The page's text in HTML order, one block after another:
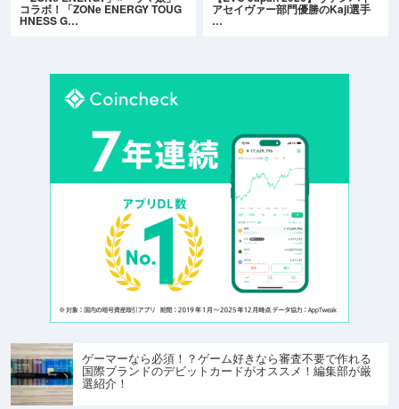
コラボ！「ZONe ENERGY TOUG
HNESS G…
アセイヴァー部門優勝のKaji選手
…
ゲーマーなら必須！？ゲーム好きなら審査不要で作れる
国際ブランドのデビットカードがオススメ！編集部が厳
選紹介！